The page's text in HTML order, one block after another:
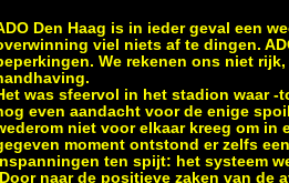
Den Haag is in ieder geval een
viel niets af te dingen.
We rekenen ons niet
was sfeervol in het stadion waar
even aandacht voor de enige
niet voor elkaar kreeg om in
moment ontstond er zelfs
ten spijt: het systeem
Door naar de positieve zaken van de